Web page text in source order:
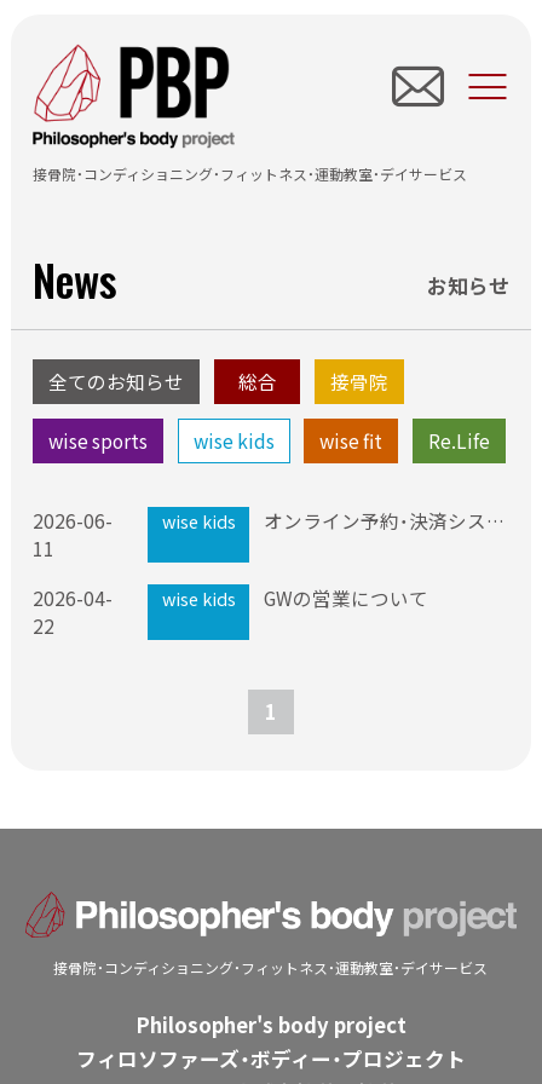
TOP
すずき接骨院
wise kids
wise fit
Re.Life
所在地情報
お知らせ情報
セミナー情報
スタッフ情報
接骨院・コンディショニング・フィットネス・運動教室・デイサービス
News お知らせ
全てのお知らせ 総合 接骨院
wise sports wise kids wise fit Re.Life
2026-06-
11
wise kids オンライン予約・決済システム導入しました
2026-04-
22
wise kids GWの営業について
1
接骨院・コンディショニング・フィットネス・運動教室・デイサービス
Philosopher's body project
フィロソファーズ・ボディー・プロジェクト